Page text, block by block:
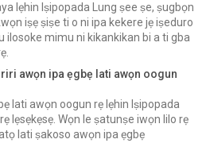
lẹhin Iṣipopada Lung ṣee ṣe, ṣugbọn
iṣẹ ṣiṣe ti o ni ipa kekere jẹ iṣeduro
ilosoke mimu ni kikankikan bi a ti gba
awọn ipa ẹgbẹ lati awọn oogun
lati awọn oogun rẹ lẹhin Iṣipopada
lẹsẹkẹsẹ. Wọn le ṣatunṣe iwọn lilo rẹ
lati ṣakoso awọn ipa ẹgbẹ